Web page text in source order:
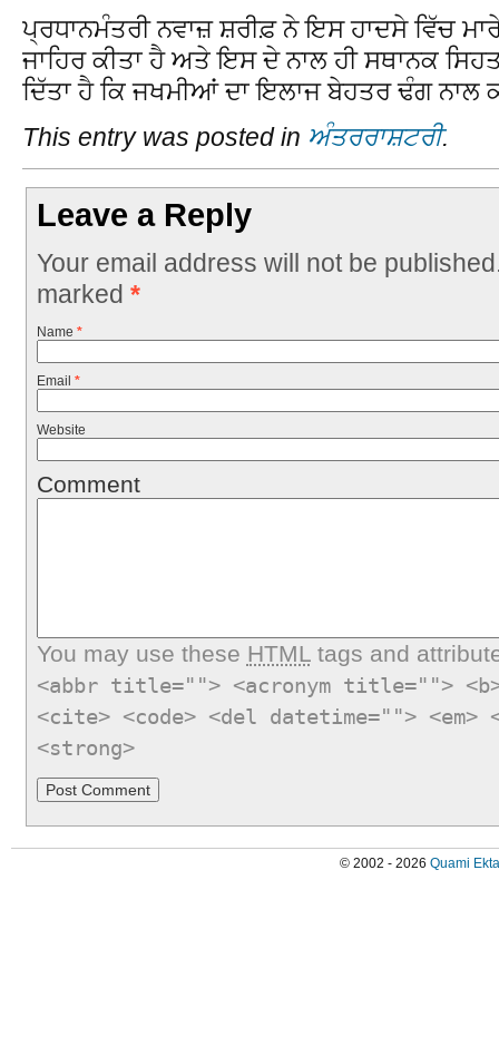
ਪ੍ਰਧਾਨਮੰਤਰੀ ਨਵਾਜ਼ ਸ਼ਰੀਫ਼ ਨੇ ਇਸ ਹਾਦਸੇ ਵਿੱਚ
ਜਾਹਿਰ ਕੀਤਾ ਹੈ ਅਤੇ ਇਸ ਦੇ ਨਾਲ ਹੀ ਸਥਾਨਕ
ਦਿੱਤਾ ਹੈ ਕਿ ਜਖਮੀਆਂ ਦਾ ਇਲਾਜ ਬੇਹਤਰ ਢੰਗ ਨਾਲ
This entry was posted in ਅੰਤਰਰਾਸ਼ਟਰੀ.
Leave a Reply
Your email address will not be
marked *
Name *
Email *
Website
Comment
You may use these HTMLtags and
<abbr title=""> <acronym title="">
<cite> <code> <del datetime="">
<strong>
© 2002 - 2026 Quami